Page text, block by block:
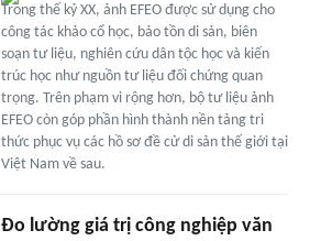
Trong thế kỷ XX, ảnh EFEO được sử dụng cho
công tác khảo cổ học, bảo tồn di sản, biên
soạn tư liệu, nghiên cứu dân tộc học và kiến
trúc học như nguồn tư liệu đối chứng quan
trọng. Trên phạm vi rộng hơn, bộ tư liệu ảnh
EFEO còn góp phần hình thành nền tảng tri
thức phục vụ các hồ sơ đề cử di sản thế giới tại
Việt Nam về sau.
Đo lường giá trị công nghiệp văn